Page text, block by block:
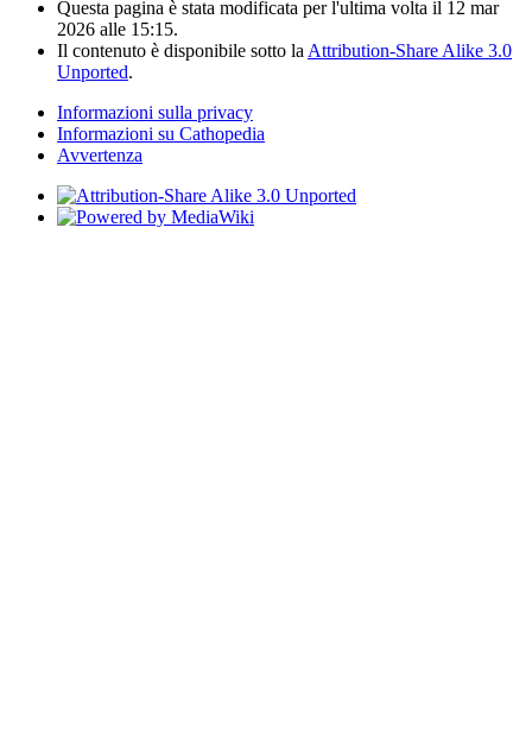
Questa pagina è stata modificata per l'ultima volta il 12 mar
2026 alle 15:15.
Il contenuto è disponibile sotto la Attribution-Share Alike 3.0
Unported.
Informazioni sulla privacy
Informazioni su Cathopedia
Avvertenza